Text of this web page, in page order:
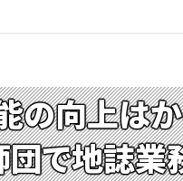
の向上は
団で地誌